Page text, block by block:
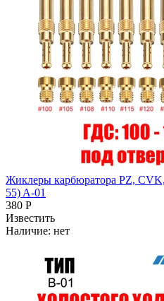
Жиклеры карбюратора PZ,
55) A-01
380 Р
Известить
Наличие: нет